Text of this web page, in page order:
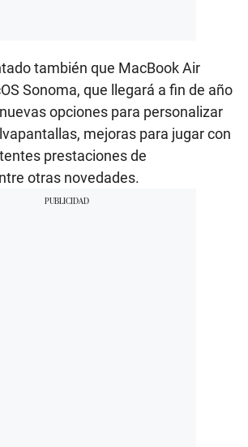
también que MacBook Air
Sonoma, que llegará a fin de año
opciones para personalizar
mejoras para jugar con
prestaciones de
otras novedades.